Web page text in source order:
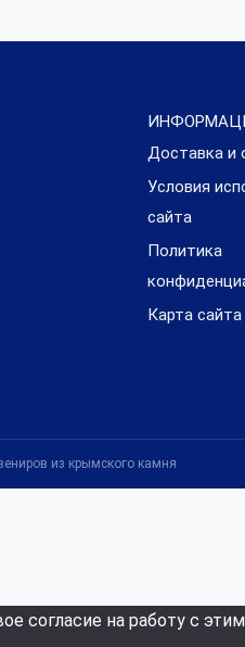
Доставка и
Условия
сайта
Политика
Карта сайта
из крымского камня
согласие на работу с